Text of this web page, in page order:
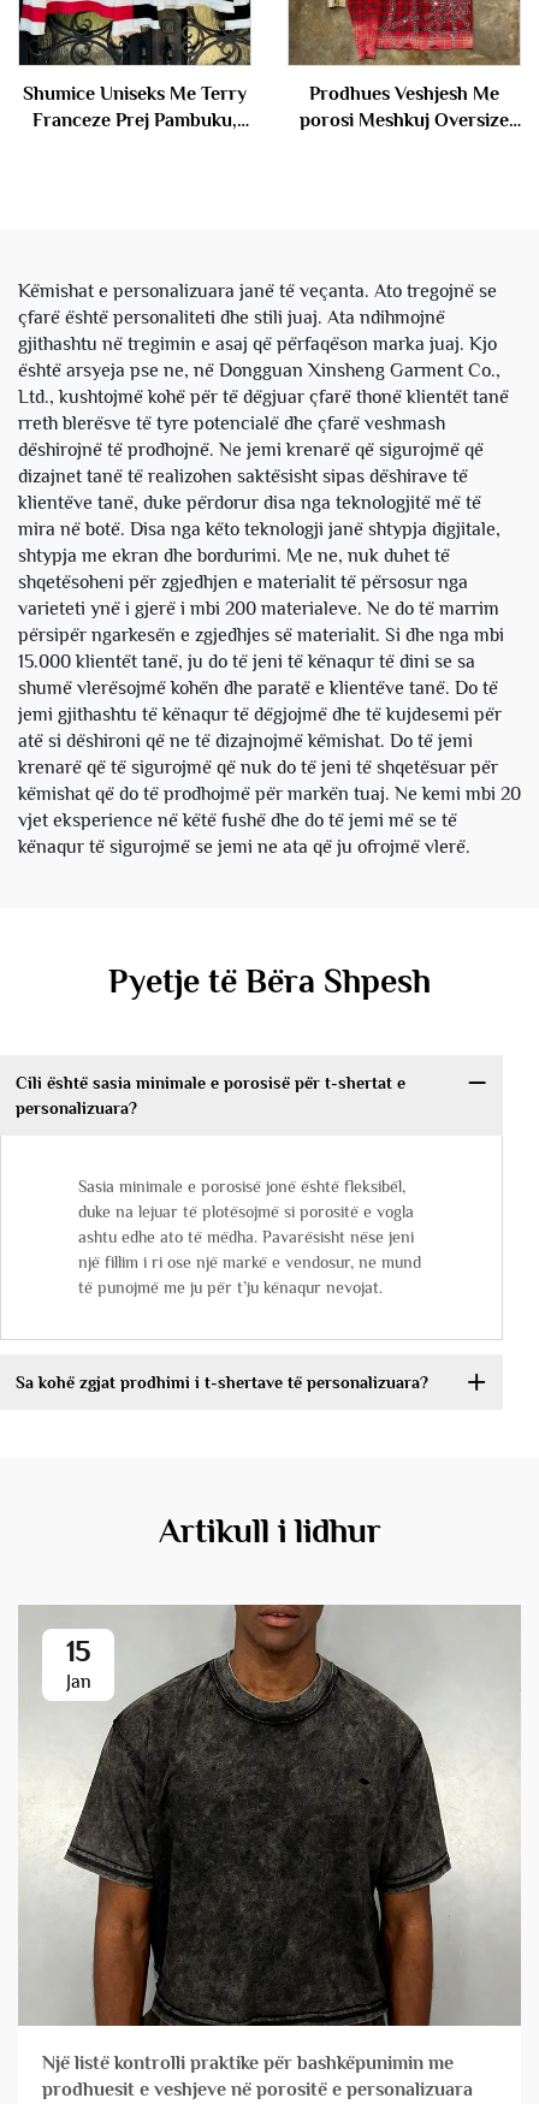
Shumice Uniseks Me Terry
Franceze Prej Pambuku,
Prodhues Veshjesh Me
porosi Meshkuj Oversize
Këmishat e personalizuara janë të veçanta. Ato tregojnë se
çfarë është personaliteti dhe stili juaj. Ata ndihmojnë
gjithashtu në tregimin e asaj që përfaqëson marka juaj. Kjo
është arsyeja pse ne, në Dongguan Xinsheng Garment Co.,
Ltd., kushtojmë kohë për të dëgjuar çfarë thonë klientët tanë
rreth blerësve të tyre potencialë dhe çfarë veshmash
dëshirojnë të prodhojnë. Ne jemi krenarë që sigurojmë që
dizajnet tanë të realizohen saktësisht sipas dëshirave të
klientëve tanë, duke përdorur disa nga teknologjitë më të
mira në botë. Disa nga këto teknologji janë shtypja digjitale,
shtypja me ekran dhe bordurimi. Me ne, nuk duhet të
shqetësoheni për zgjedhjen e materialit të përsosur nga
varieteti ynë i gjerë i mbi 200 materialeve. Ne do të marrim
përsipër ngarkesën e zgjedhjes së materialit. Si dhe nga mbi
15.000 klientët tanë, ju do të jeni të kënaqur të dini se sa
shumë vlerësojmë kohën dhe paratë e klientëve tanë. Do të
jemi gjithashtu të kënaqur të dëgjojmë dhe të kujdesemi për
atë si dëshironi që ne të dizajnojmë këmishat. Do të jemi
krenarë që të sigurojmë që nuk do të jeni të shqetësuar për
këmishat që do të prodhojmë për markën tuaj. Ne kemi mbi 20
vjet eksperience në këtë fushë dhe do të jemi më se të
kënaqur të sigurojmë se jemi ne ata që ju ofrojmë vlerë.
Pyetje të Bëra Shpesh
Cili është sasia minimale e porosisë për t-shertat e
personalizuara?
Sasia minimale e porosisë jonë është fleksibël,
duke na lejuar të plotësojmë si porositë e vogla
ashtu edhe ato të mëdha. Pavarësisht nëse jeni
një fillim i ri ose një markë e vendosur, ne mund
të punojmë me ju për t’ju kënaqur nevojat.
Sa kohë zgjat prodhimi i t-shertave të personalizuara?
Artikull i lidhur
15
Jan
Një listë kontrolli praktike për bashkëpunimin me
prodhuesit e veshjeve në porositë e personalizuara